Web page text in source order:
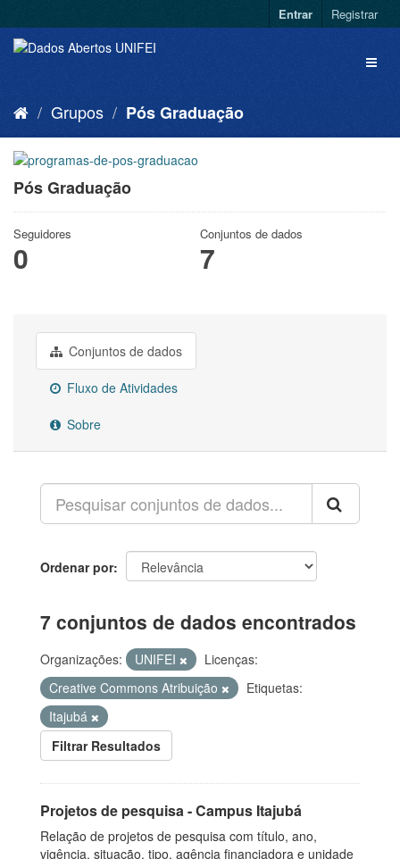
Entrar Registrar
Grupos Pós Graduação
Pós Graduação
Seguidores
0
Conjuntos de dados
7
Conjuntos de dados
Fluxo de Atividades
Sobre
Ordenar por
7 conjuntos de dados encontrados
Organizações: UNIFEI
Licenças:
Creative Commons Atribuição
Etiquetas:
Itajubá
Filtrar Resultados
Projetos de pesquisa - Campus Itajubá
Relação de projetos de pesquisa com título, ano,
vigência, situação, tipo, agência financiadora e unidade